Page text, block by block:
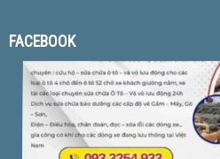
FACEBOOK